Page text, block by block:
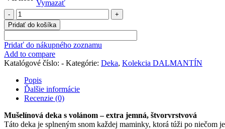
Vymazať
množstvo
Mušelínová
deka
s
volánikmi
"DALMANTÍN"
Pridať do košíka
Pridať do nákupného zoznamu
Add to compare
Katalógové číslo: - Kategórie: Deka, Kolekcia DALMANTÍN
Popis
Ďalšie informácie
Recenzie (0)
Mušelínová deka s volánom – extra jemná, štvorvrstvová
Táto deka je splneným snom každej maminky, ktorá túži po niečom